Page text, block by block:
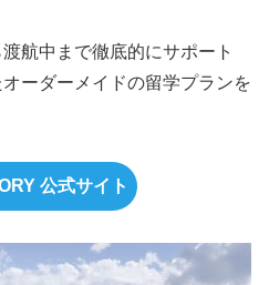
航中まで徹底的にサポート
ーダーメイドの留学プランを
公式サイト